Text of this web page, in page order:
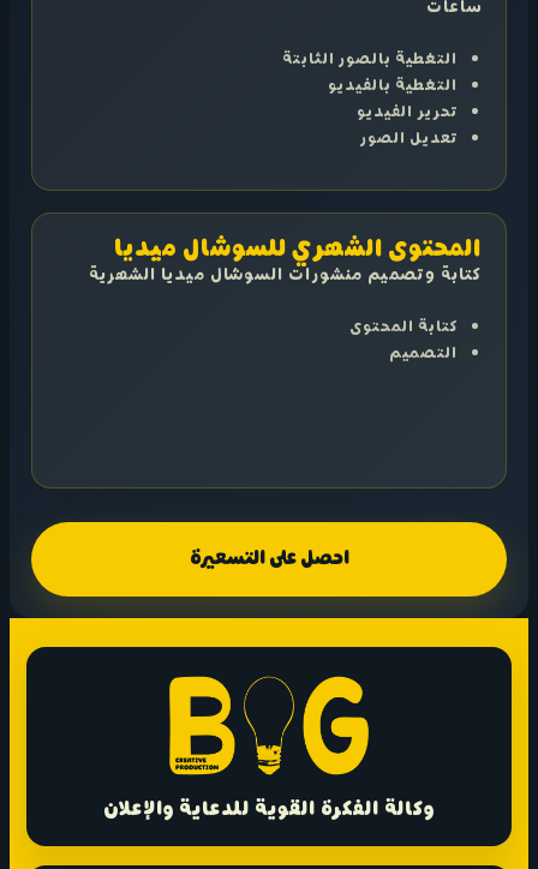
ساعات
التغطية بالصور الثابتة
التغطية بالفيديو
تحرير الفيديو
تعديل الصور
المحتوى الشهري للسوشال ميديا
كتابة وتصميم منشورات السوشال ميديا الشهرية
كتابة المحتوى
التصميم
احصل على التسعيرة
وكالة الفكرة القوية للدعاية والإعلان